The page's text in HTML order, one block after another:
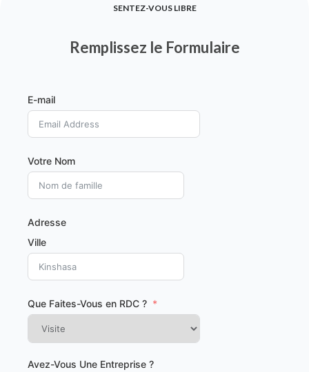
SENTEZ-VOUS LIBRE
Remplissez le Formulaire
E-mail
Votre Nom
Adresse
Ville
Que Faites-Vous en RDC ?
Avez-Vous Une Entreprise ?